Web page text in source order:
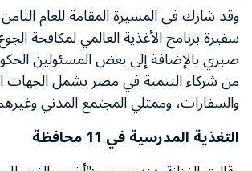
وقد شارك في المسيرة المقامة للعام
سفيرة برنامج الأغذية العالمي لمكافحة
صبري بالإضافة إلى بعض المسئولين
من شركاء التنمية في مصر يشمل الجهات
والسفارات، وممثلي المجتمع المدني
التغذية المدرسية في 11 محافظة